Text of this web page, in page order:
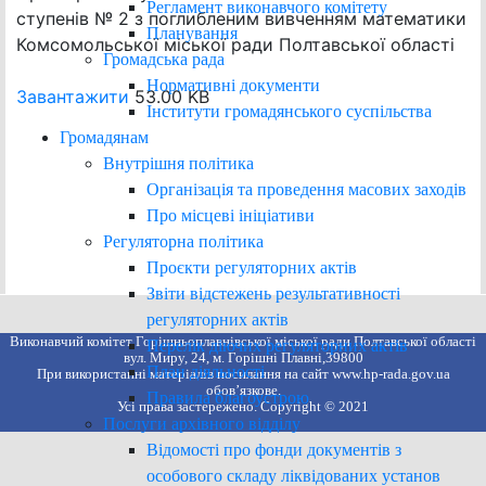
Регламент виконавчого комітету
Планування
Громадська рада
Нормативні документи
Інститути громадянського суспільства
Громадянам
Внутрішня політика
Організація та проведення масових заходів
Про місцеві ініціативи
Регуляторна політика
Проєкти регуляторних актів
Звіти відстежень результативності
регуляторних актів
Перелік діючих регуляторних актів
План діяльності
Правила благоустрою
Послуги архівного відділу
Відомості про фонди документів з
особового складу ліквідованих установ
ступенів № 2 з поглибленим вивченням математики
Комсомольської міської ради Полтавської області
Завантажити 53.00 KB
Виконавчий комітет Горішньоплавнівської міської ради Полтавської області
вул. Миру, 24, м. Горішні Плавні,39800
При використанні матеріалів посилання на сайт www.hp-rada.gov.ua
обов’язкове.
Усі права застережено. Copyright © 2021